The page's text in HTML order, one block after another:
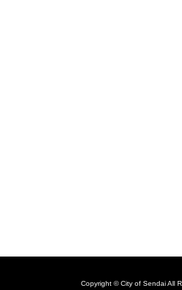
Copyright © City of Sendai All